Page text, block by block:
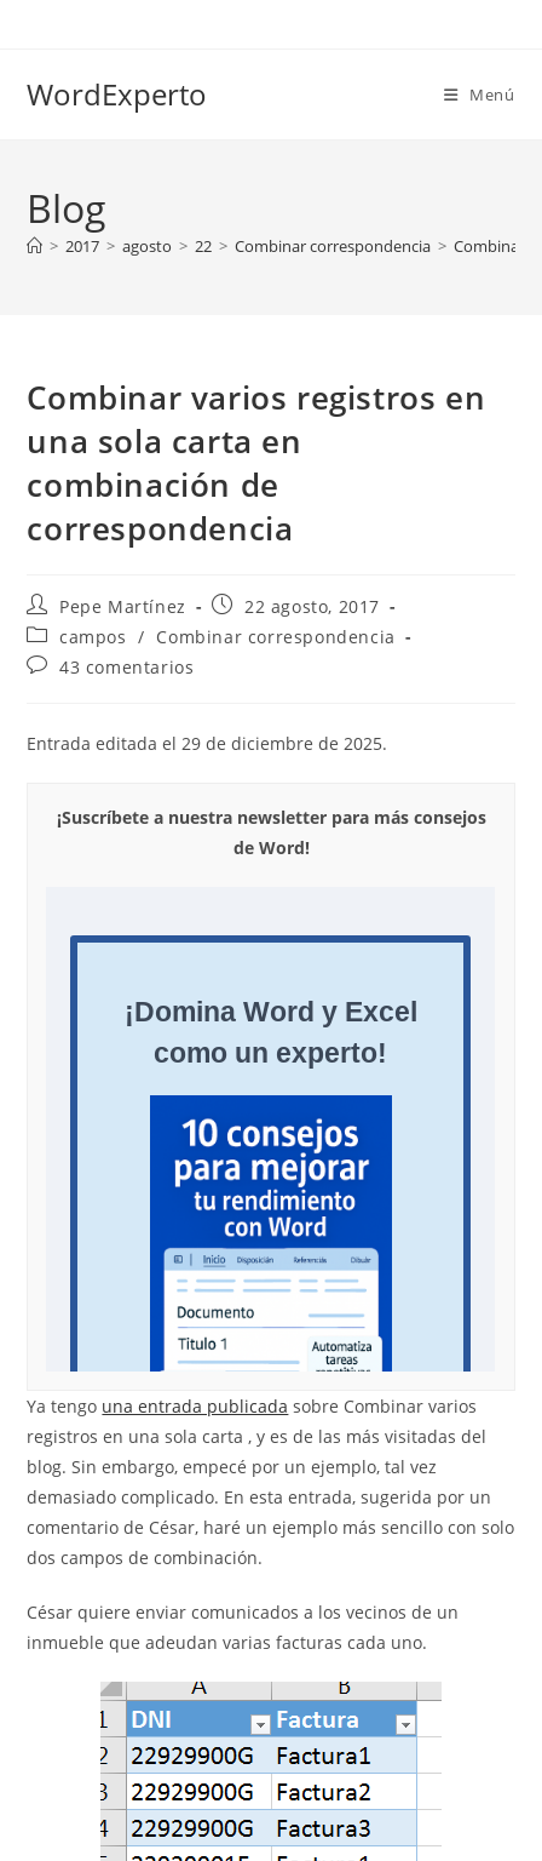
WordExperto Menú
Blog
> 2017 > agosto > 22 > Combinar correspondencia > Combinar
Combinar varios registros en
una sola carta en
combinación de
correspondencia
Autor
de
la
entrada:
Pepe Martínez
Publicación
la
22 agosto, 2017
Categoría
de
la
campos / Combinar correspondencia
Comentarios
entrada:
43 comentarios
Entrada editada el 29 de diciembre de 2025.
¡Suscríbete a nuestra newsletter para más consejos
de Word!
Ya tengo una entrada publicada sobre Combinar varios
registros en una sola carta , y es de las más visitadas del
blog. Sin embargo, empecé por un ejemplo, tal vez
demasiado complicado. En esta entrada, sugerida por un
comentario de César, haré un ejemplo más sencillo con solo
dos campos de combinación.
César quiere enviar comunicados a los vecinos de un
inmueble que adeudan varias facturas cada uno.